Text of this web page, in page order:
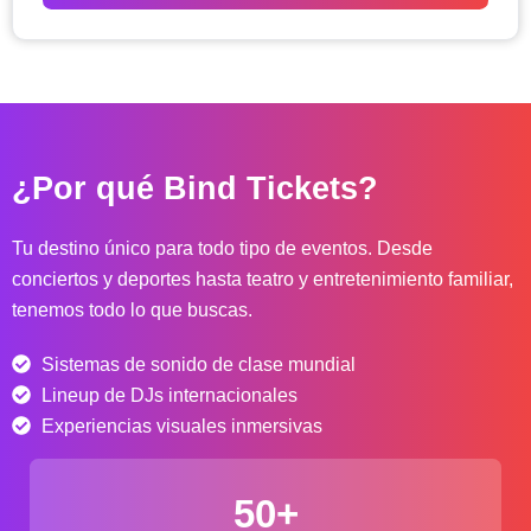
d
p
c
i
s
:
d
d
$
¿Por qué Bind Tickets?
Tu destino único para todo tipo de eventos. Desde
conciertos y deportes hasta teatro y entretenimiento familiar,
tenemos todo lo que buscas.
Sistemas de sonido de clase mundial
Lineup de DJs internacionales
Experiencias visuales inmersivas
50+